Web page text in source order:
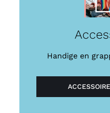
Handige en